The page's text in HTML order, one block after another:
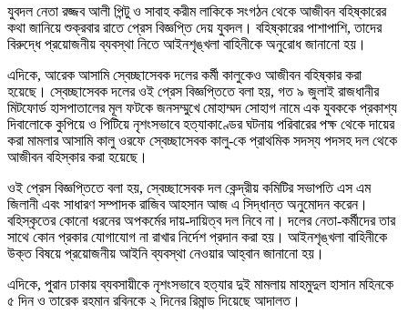
যুবদল নেতা রজ্জব আলী পিন্টু ও সাবাহ করীম লাকিকে সংগঠন থেকে আজীবন বহিষ্কারের
কথা জানিয়ে শুক্রবার রাতে প্রেস বিজ্ঞপ্তি দেয় যুবদল। বহিষ্কারের পাশাপাশি, তাদের
বিরুদ্ধে প্রয়োজনীয় ব্যবস্থা নিতে আইনশৃঙ্খলা বাহিনীকে অনুরোধ জানানো হয়।
এদিকে, আরেক আসামি স্বেচ্ছাসেবক দলের কর্মী কালুকেও আজীবন বহিষ্কার করা
হয়েছে। স্বেচ্ছাসেবক দলের ওই প্রেস বিজ্ঞপ্তিতে বলা হয়, গত ৯ জুলাই রাজধানীর
মিটফোর্ড হাসপাতালের মূল ফটকে জনসম্মুখে মোহাম্মদ সোহাগ নামে এক যুবককে প্রকাশ্য
দিবালোকে কুপিয়ে ও পিটিয়ে নৃশংসভাবে হত্যাকাণ্ডের ঘটনায় পরিবারের পক্ষ থেকে দায়ের
করা মামলার আসামি কালু ওরফে স্বেচ্ছাসেবক কালু-কে প্রাথমিক সদস্য পদসহ দল থেকে
আজীবন বহিস্কার করা হয়েছে।
ওই প্রেস বিজ্ঞপ্তিতে বলা হয়, স্বেচ্ছাসেবক দল কেন্দ্রীয় কমিটির সভাপতি এস এম
জিলানী এবং সাধারণ সম্পাদক রাজিব আহসান আজ এ সিদ্ধান্ত অনুমোদন করেন।
বহিস্কৃতের কোনো ধরনের অপকর্মের দায়-দায়িত্ব দল নিবে না। দলের নেতা-কর্মীদের তার
সাথে কোন প্রকার যোগাযোগ না রাখার নির্দেশ প্রদান করা হয়। আইনশৃঙ্খলা বাহিনীকে
উক্ত বিষয়ে প্রয়োজনীয় আইনি ব্যবস্থা নেওয়ার আহ্বান জানানো হয়।
এদিকে, পুরান ঢাকায় ব্যবসায়ীকে নৃশংসভাবে হত্যার দুই মামলায় মাহমুদুল হাসান মহিনকে
৫ দিন ও তারেক রহমান রবিনকে ২ দিনের রিমান্ড দিয়েছে আদালত।